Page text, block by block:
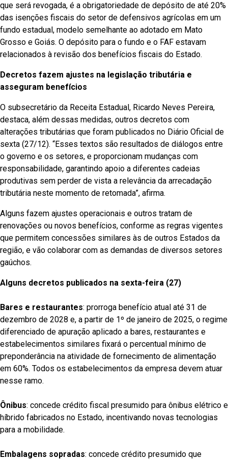
que será revogada, é a obrigatoriedade de depósito de até 20%
das isenções fiscais do setor de defensivos agrícolas em um
fundo estadual, modelo semelhante ao adotado em Mato
Grosso e Goiás. O depósito para o fundo e o FAF estavam
relacionados à revisão dos benefícios fiscais do Estado.
Decretos fazem ajustes na legislação tributária e
asseguram benefícios
O subsecretário da Receita Estadual, Ricardo Neves Pereira,
destaca, além dessas medidas, outros decretos com
alterações tributárias que foram publicados no Diário Oficial de
sexta (27/12). “Esses textos são resultados de diálogos entre
o governo e os setores, e proporcionam mudanças com
responsabilidade, garantindo apoio a diferentes cadeias
produtivas sem perder de vista a relevância da arrecadação
tributária neste momento de retomada”, afirma.
Alguns fazem ajustes operacionais e outros tratam de
renovações ou novos benefícios, conforme as regras vigentes
que permitem concessões similares às de outros Estados da
região, e vão colaborar com as demandas de diversos setores
gaúchos.
Alguns decretos publicados na sexta-feira (27)
Bares e restaurantes: prorroga benefício atual até 31 de
dezembro de 2028 e, a partir de 1º de janeiro de 2025, o regime
diferenciado de apuração aplicado a bares, restaurantes e
estabelecimentos similares fixará o percentual mínimo de
preponderância na atividade de fornecimento de alimentação
em 60%. Todos os estabelecimentos da empresa devem atuar
nesse ramo.
Ônibus: concede crédito fiscal presumido para ônibus elétrico e
híbrido fabricados no Estado, incentivando novas tecnologias
para a mobilidade.
Embalagens sopradas: concede crédito presumido que